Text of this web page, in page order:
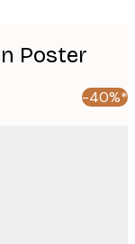
Poster
-40%*